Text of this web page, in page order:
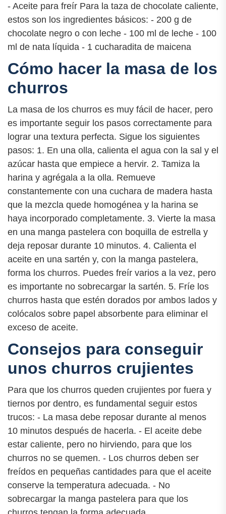
- Aceite para freír Para la taza de chocolate caliente,
estos son los ingredientes básicos: - 200 g de
chocolate negro o con leche - 100 ml de leche - 100
ml de nata líquida - 1 cucharadita de maicena
Cómo hacer la masa de los
churros
La masa de los churros es muy fácil de hacer, pero
es importante seguir los pasos correctamente para
lograr una textura perfecta. Sigue los siguientes
pasos: 1. En una olla, calienta el agua con la sal y el
azúcar hasta que empiece a hervir. 2. Tamiza la
harina y agrégala a la olla. Remueve
constantemente con una cuchara de madera hasta
que la mezcla quede homogénea y la harina se
haya incorporado completamente. 3. Vierte la masa
en una manga pastelera con boquilla de estrella y
deja reposar durante 10 minutos. 4. Calienta el
aceite en una sartén y, con la manga pastelera,
forma los churros. Puedes freír varios a la vez, pero
es importante no sobrecargar la sartén. 5. Fríe los
churros hasta que estén dorados por ambos lados y
colócalos sobre papel absorbente para eliminar el
exceso de aceite.
Consejos para conseguir
unos churros crujientes
Para que los churros queden crujientes por fuera y
tiernos por dentro, es fundamental seguir estos
trucos: - La masa debe reposar durante al menos
10 minutos después de hacerla. - El aceite debe
estar caliente, pero no hirviendo, para que los
churros no se quemen. - Los churros deben ser
freídos en pequeñas cantidades para que el aceite
conserve la temperatura adecuada. - No
sobrecargar la manga pastelera para que los